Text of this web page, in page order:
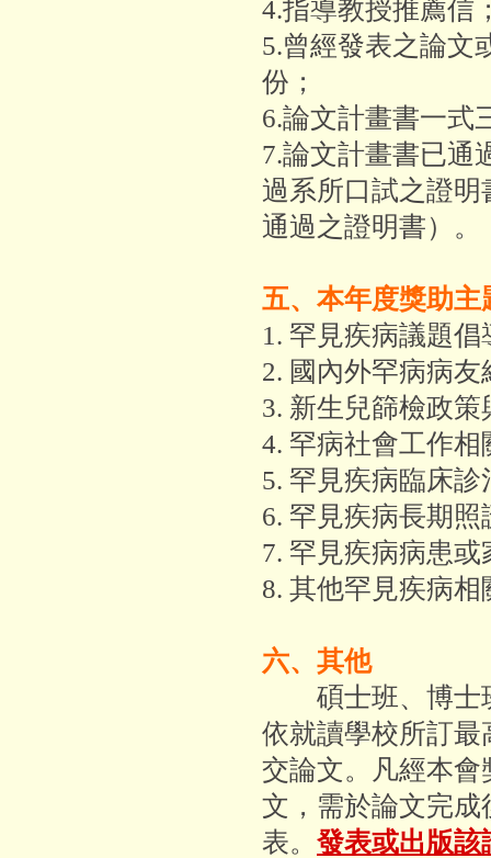
4.指導教授推薦信
5.曾經發表之論文
份；
6.論文計畫書一式
7.論文計畫書已通
過系所口試之證
通過之證明書）。
五、本年度獎助主
1. 罕見疾病議題
2. 國內外罕病病
3. 新生兒篩檢政
4. 罕病社會工作
5. 罕見疾病臨床
6. 罕見疾病長期
7. 罕見疾病病患
8. 其他罕見疾病相
六、其他
碩士班、博士
依就讀學校所訂
交論文。凡經本
文，需於論文完
表。 發表或出版該